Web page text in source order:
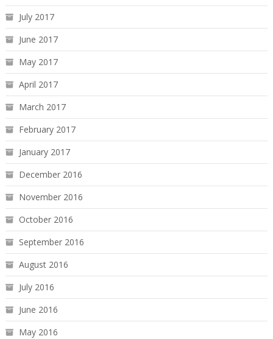
July 2017
June 2017
May 2017
April 2017
March 2017
February 2017
January 2017
December 2016
November 2016
October 2016
September 2016
August 2016
July 2016
June 2016
May 2016